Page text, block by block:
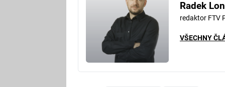
Radek
redaktor FTV
VŠECHNY